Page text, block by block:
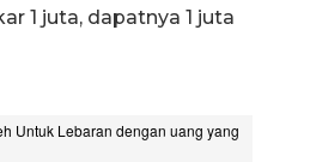
1 juta, dapatnya 1 juta
Untuk Lebaran dengan uang yang